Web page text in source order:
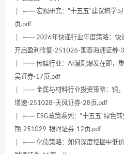
│ ├── 宏观研究：“十五五”建议稿学
页.pdf
│ ├── 2026年快递行业年度策略：快
开启盈利修复-251026-国泰海通证券-
│ ├── 传媒行业：AI漫剧爆发在即，
吴证券-17页.pdf
│ ├── 金属与材料行业投资策略：铜
增速-251028-天风证券-28页.pdf
│ ├── ESG政策系列：“十五五”绿色
期-251029-银河证券-12页.pdf
│ ├── 化债策略：如何深度挖掘中低